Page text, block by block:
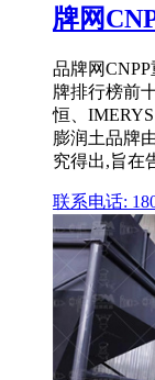
牌网
品牌网
牌排行榜前
恒、
膨润土品牌
究得出,旨在
联系电话: